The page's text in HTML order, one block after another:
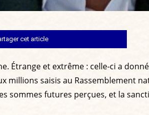
cet article
Étrange et extrême : celle-ci a
millions saisis au Rassemblement
sommes futures perçues, et la